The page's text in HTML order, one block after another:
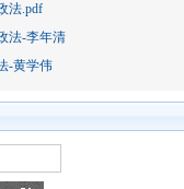
法.pdf
法-李年清
-黄学伟